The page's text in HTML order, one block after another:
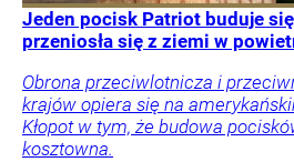
Jeden pocisk Patriot buduje
przeniosła się z ziemi w
Obrona przeciwlotnicza i
krajów opiera się na
Kłopot w tym, że budowa
kosztowna.